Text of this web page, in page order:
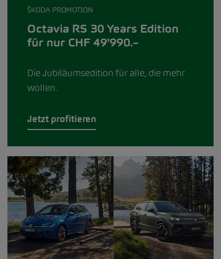
ŠKODA PROMOTION
Octavia RS 30 Years Edition
für nur CHF 49'990.–
Die Jubiläumsedition für alle, die mehr
wollen.
Jetzt profitieren